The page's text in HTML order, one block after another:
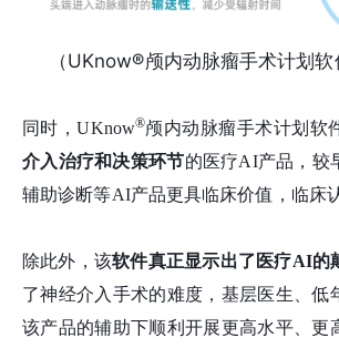
（UKnow️®颅内动脉瘤手术计划软
同时，UKnow®颅内动脉瘤手术计划软
介入治疗和决策环节的医疗AI产品，较
辅助诊断等AI产品更具临床价值，临床
除此外，该软件真正显示出了医疗AI的
了神经介入手术的难度，基层医生、低
该产品的辅助下顺利开展更高水平、更